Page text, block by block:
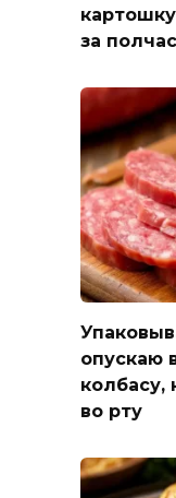
за
опускаю
колбасу,
во рту